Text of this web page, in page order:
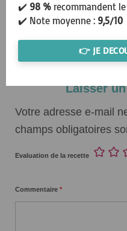
Belle journée
Laisser
Votre adresse e-mail
champs obligatoires
Evaluation de la recette
Commentaire *
✔️ 98 % recommandent
✔️ Note moyenne : 9,5/10
👉 JE